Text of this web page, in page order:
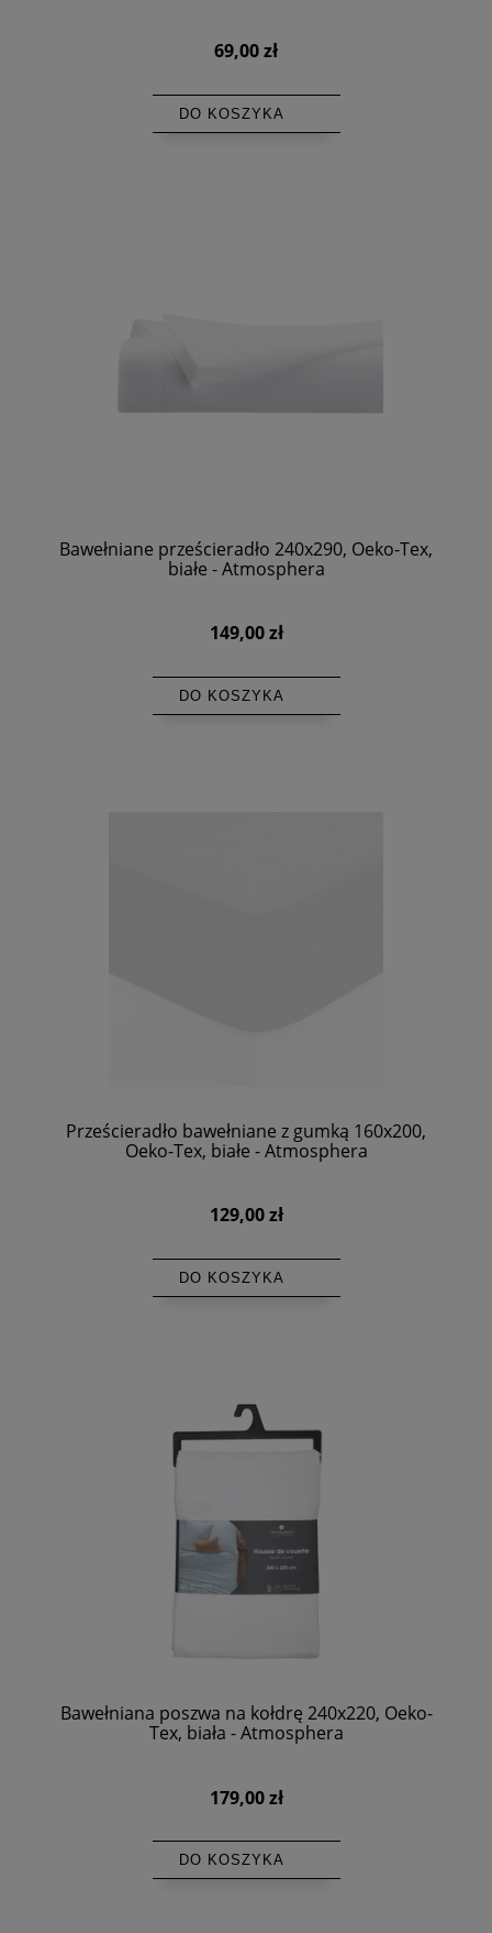
69,00 zł
DO KOSZYKA
Bawełniane prześcieradło 240x290, Oeko-Tex,
białe - Atmosphera
149,00 zł
DO KOSZYKA
Prześcieradło bawełniane z gumką 160x200,
Oeko-Tex, białe - Atmosphera
129,00 zł
DO KOSZYKA
Bawełniana poszwa na kołdrę 240x220, Oeko-
Tex, biała - Atmosphera
179,00 zł
DO KOSZYKA